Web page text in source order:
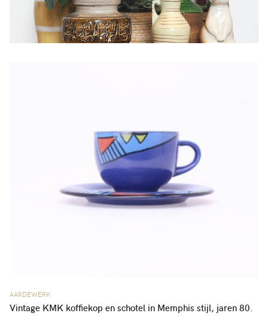
AARDEWERK
Vintage KMK koffiekop en schotel in Memphis stijl, jaren 80.